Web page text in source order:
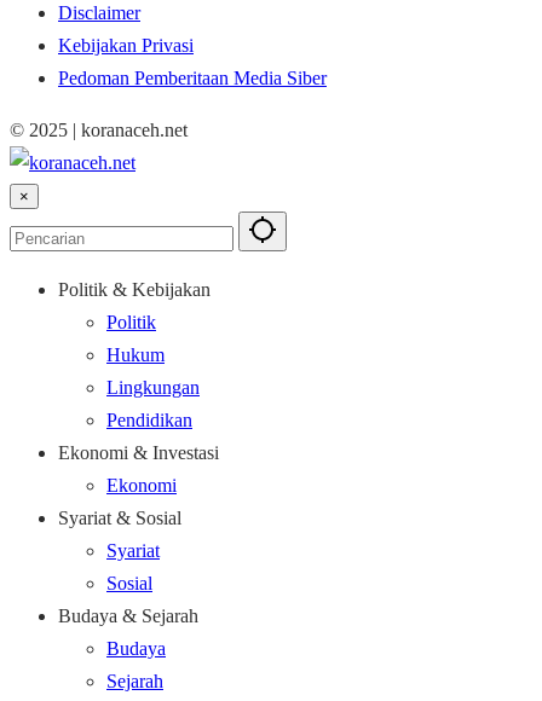
Disclaimer
Kebijakan Privasi
Pedoman Pemberitaan Media Siber
© 2025 | koranaceh.net
×
Politik & Kebijakan
Politik
Hukum
Lingkungan
Pendidikan
Ekonomi & Investasi
Ekonomi
Syariat & Sosial
Syariat
Sosial
Budaya & Sejarah
Budaya
Sejarah